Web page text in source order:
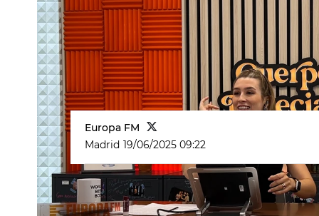
Europa FM
Madrid 19/06/2025 09:22
Existen determinados aspectos
enfrentarse yEva Sorianoestá